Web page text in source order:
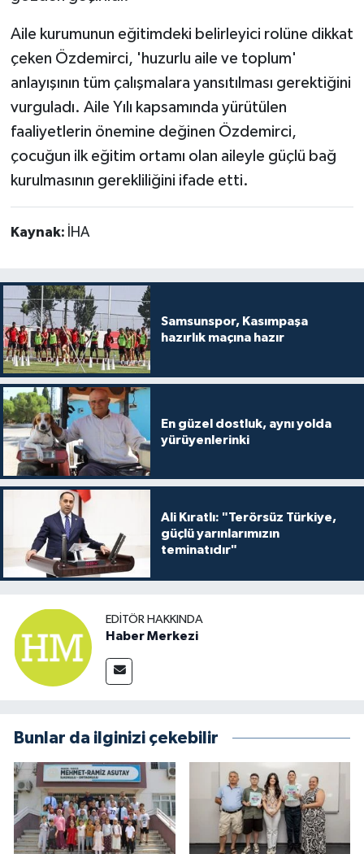
Aile kurumunun eğitimdeki belirleyici rolüne dikkat
çeken Özdemirci, 'huzurlu aile ve toplum'
anlayışının tüm çalışmalara yansıtılması gerektiğini
vurguladı. Aile Yılı kapsamında yürütülen
faaliyetlerin önemine değinen Özdemirci,
çocuğun ilk eğitim ortamı olan aileyle güçlü bağ
kurulmasının gerekliliğini ifade etti.
Kaynak: İHA
Samsunspor, Kasımpaşa
hazırlık maçına hazır
En güzel dostluk, aynı yolda
yürüyenlerinki
Ali Kıratlı: "Terörsüz Türkiye,
güçlü yarınlarımızın
teminatıdır"
EDITÖR HAKKINDA
Haber Merkezi
Bunlar da ilginizi çekebilir